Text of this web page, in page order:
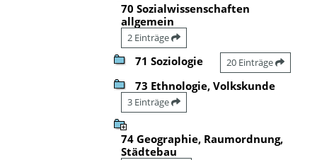
70 Sozialwissenschaften
allgemein
2 Einträge
71 Soziologie 20 Einträge
73 Ethnologie, Volkskunde
3 Einträge
74 Geographie, Raumordnung,
Städtebau